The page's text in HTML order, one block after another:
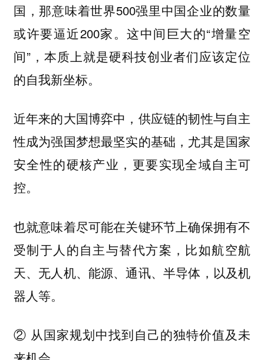
国，那意味着世界500强里中国企业的数量
或许要逼近200家。这中间巨大的“增量空
间”，本质上就是硬科技创业者们应该定位
的自我新坐标。
近年来的大国博弈中，供应链的韧性与自主
性成为强国梦想最坚实的基础，尤其是国家
安全性的硬核产业，更要实现全域自主可
控。
也就意味着尽可能在关键环节上确保拥有不
受制于人的自主与替代方案，比如航空航
天、无人机、能源、通讯、半导体，以及机
器人等。
② 从国家规划中找到自己的独特价值及未